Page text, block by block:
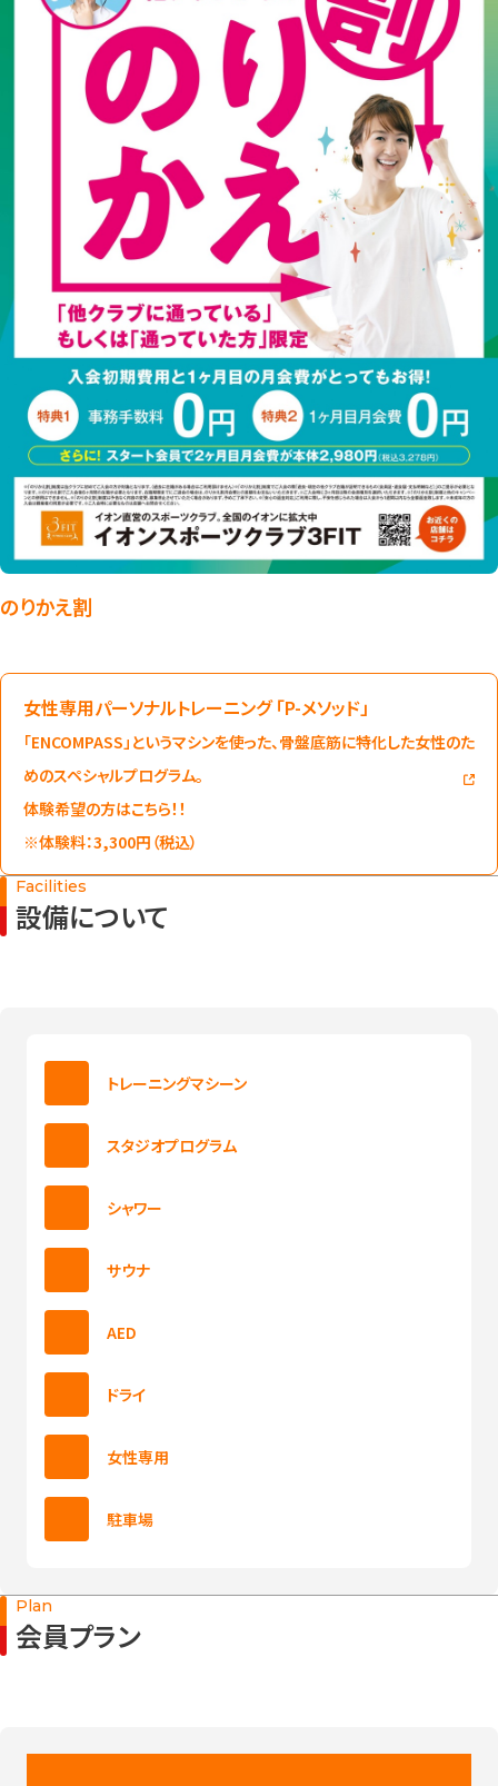
のりかえ割
女性専用パーソナルトレーニング 「P-メソッド」
「ENCOMPASS」というマシンを使った、骨盤底筋に特化した女性のた
めのスペシャルプログラム。
体験希望の方はこちら！！
※体験料：3,300円（税込）
Facilities
設備について
トレーニングマシーン
スタジオプログラム
シャワー
サウナ
AED
ドライ
女性専用
駐車場
Plan
会員プラン